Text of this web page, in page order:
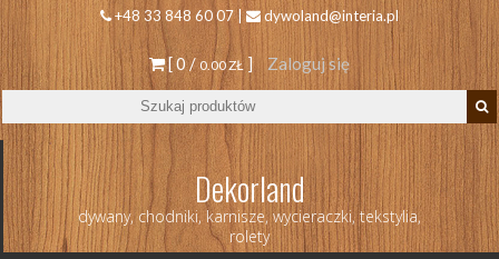
+48 33 848 60 07 | dywoland@interia.pl
[ 0 /0.00 ZŁ ] Zaloguj się
Dekorland
dywany, chodniki, karnisze, wycieraczki, tekstylia,
rolety